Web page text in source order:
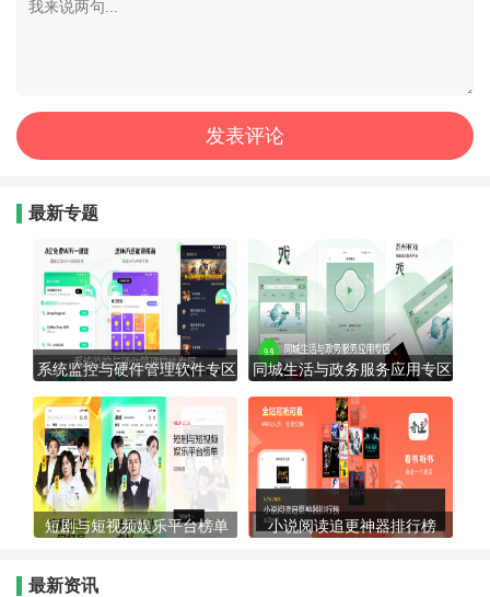
最新专题
系统监控与硬件管理软件专区 同城生活与政务服务应用专区
短剧与短视频娱乐平台榜单 小说阅读追更神器排行榜
最新资讯